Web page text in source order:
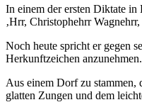
In einem der ersten Diktate in
‚Hrr, Christophehrr
Noch heute spricht er gegen
Herkunftzeichen anzunehmen.
Aus einem Dorf zu stammen,
glatten Zungen und dem